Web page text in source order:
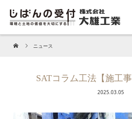
ニュース
SATコラム工法【施工
2025.03.05